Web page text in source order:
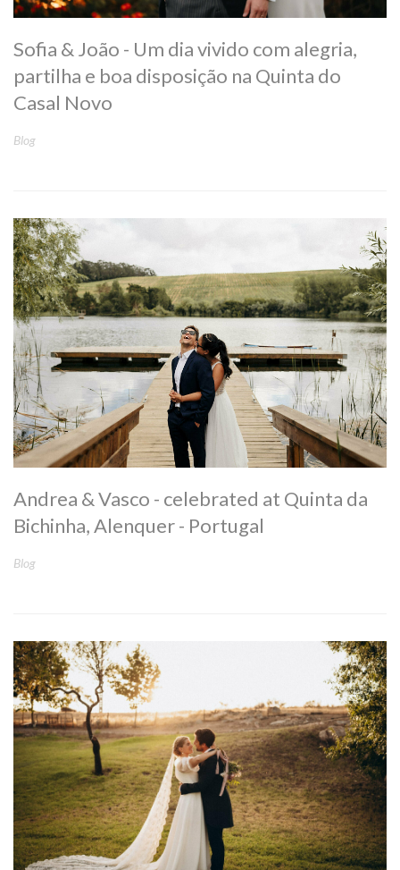
Sofia & João - Um dia vivido com alegria,
partilha e boa disposição na Quinta do
Casal Novo
Blog
Andrea & Vasco - celebrated at Quinta da
Bichinha, Alenquer - Portugal
Blog